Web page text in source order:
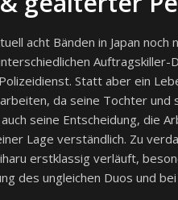
acht Bänden in Japan noch
Statt aber ein
da seine Tochter und
seine Entscheidung, die
Lage verständlich. Zu
erstklassig verläuft,
des ungleichen Duos und